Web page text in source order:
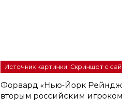
Источник картинки: Скриншот с
Форвард «Нью-Йорк
вторым российским